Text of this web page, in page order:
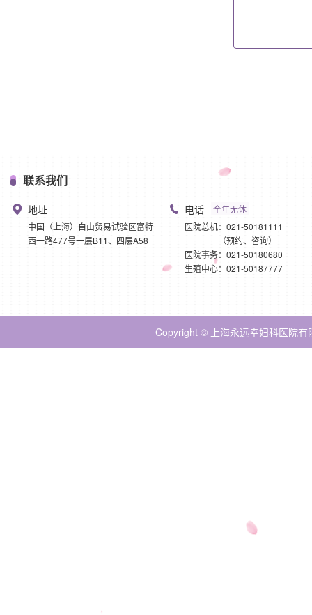
联系我们
地址
中国（上海）自由贸易试验区富特
西一路477号一层B11、四层A58
电话
全年无休
医院总机：021-50181111
（预约、咨询）
医院事务：021-50180680
生殖中心：021-50187777
Copyright © 上海永远幸妇科医院